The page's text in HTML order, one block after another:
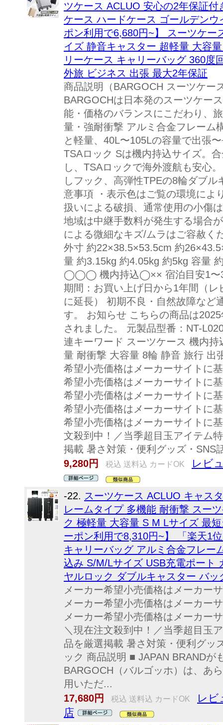
ツケース ACLUO 安心の2年保証
ケース ハードケース ゴールデン
ポン利用で6,680円~】 スーツケー
イズ 静音キャスター 超軽量 大容
リーケース キャリーバッグ 360度
外旅 ビジネス 出張 最大2年保証
商品説明（BARGOCH スーツケー
BARGOCHは日本発のスーツケー
能・価格のバランスにこだわり、
量・強耐衝撃 アルミ合金フレーム
と軽量、40L〜105Lの容量で出張
TSAロック Sは機内持込サイズ。
し、TSAロックで海外渡航も安心
しフック、高弾性TPEの8輪ダブ
意事項 ・表示色はご覧の環境によ
扱いによる破損、通常使用の小傷
地域は中継手数料が発生する場合
による微細なキズ/ムラはご容赦く
外寸 約22×38.5×53.5cm 約
量 約3.15kg 約4.05kg 約5kg 容量
◯◯◯ 機内持込◯×× 宿泊目安1〜3
期間：お買い上げ日から1年間（
に延長） 初期不良・自然故障など
す。 お知らせ こちらの商品は
されました。 元製品型番：NT-
連キーワード スーツケース 機内
量 耐衝撃 大容量 8輪 静音 旅行 出
希望小売価格はメーカーサイトに
希望小売価格はメーカーサイトに
希望小売価格はメーカーサイトに
希望小売価格はメーカーサイトに
希望小売価格はメーカーサイトに
文殺到中！／当季超目玉アイテム
掲載 暑さ対策・便利グッズ・SNS
9,280円
税込 送料込 カードOK レビ
-22. スーツケース ACLUO キャス
レームタイプ 多機能 耐衝撃 スー
ク 極軽量 大容量 S M Lサイズ 最
ーポン利用で8,310円~】 「楽天1
キャリーバッグ アルミ合金フレー
込み S/M/Lサイズ USB充電ポート
ヤルロック ダブルキャスター バ
メーカー希望小売価格はメーカー
メーカー希望小売価格はメーカー
メーカー希望小売価格はメーカー
＼現在注文殺到中！／当季超目玉
品を厳選掲載 暑さ対策・便利グッ
ック 商品説明 ■ JAPAN BRANDが
BARGOCH（バルゴッホ）は、あ
用いただ...
17,680円
税込 送料込 カードOK
レビ
店